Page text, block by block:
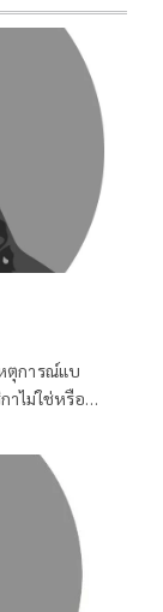
ตุการณ์แบ
าไม่ใช่หรือ
ด้ไม่ยาก